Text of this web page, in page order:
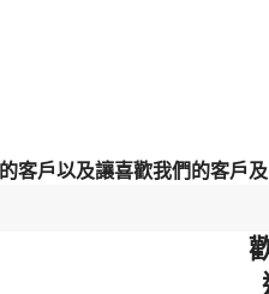
客戶以及讓喜歡我們的客戶